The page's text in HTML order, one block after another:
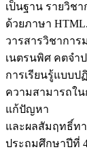
เป็นฐาน รายวิช
ด้วยภาษา HTML.
วารสารวิชาการ
เนตรนพิศ คตจำ
การเรียนรู้แบบป
ความสามารถใ
แก้ปัญหา
และผลสัมฤทธิ์ท
ประถมศึกษาปีที่